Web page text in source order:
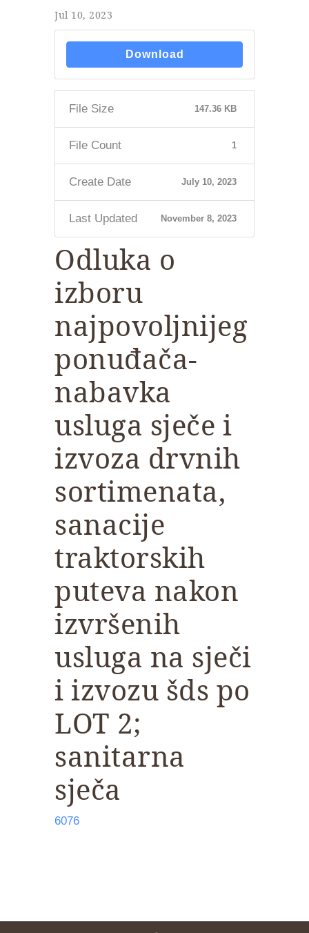
Jul 10, 2023
Download
File Size 147.36 KB
File Count 1
Create Date July 10, 2023
Last Updated November 8, 2023
Odluka o
izboru
najpovoljnijeg
ponuđača-
nabavka
usluga sječe i
izvoza drvnih
sortimenata,
sanacije
traktorskih
puteva nakon
izvršenih
usluga na sječi
i izvozu šds po
LOT 2;
sanitarna
sječa
6076